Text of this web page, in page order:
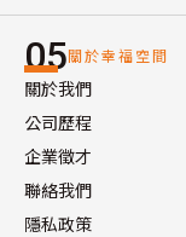
05關於幸福空間
關於我們
公司歷程
企業徵才
聯絡我們
隱私政策